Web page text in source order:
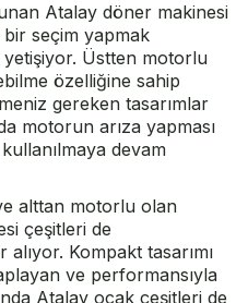
Atalay döner makinesi
seçim yapmak
yetişiyor. Üstten motorlu
özelliğine sahip
gereken tasarımlar
motorun arıza yapması
devam
alttan motorlu olan
çeşitleri de
Kompakt tasarımı
ve performansıyla
Atalay ocak çeşitleri de